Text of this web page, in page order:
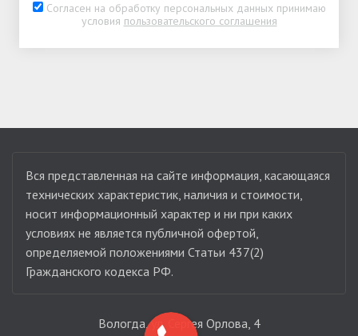
Согласен на обработку персональных данных принимаю
условия пользовательского соглашения
Вся представленная на сайте информация, касающаяся
технических характеристик, наличия и стоимости,
носит информационный характер и ни при каких
условиях не является публичной офертой,
определяемой положениями Статьи 437(2)
Гражданского кодекса РФ.
Вологда, ул. Сергея Орлова, 4